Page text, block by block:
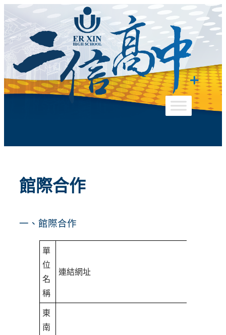
至
主
容
館際合作
一、館際合作
單
位
名
稱
連結網址
東
南